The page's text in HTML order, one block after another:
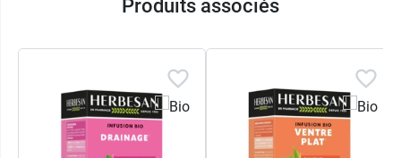
dans cette infusion bio élimination renferme des
pouvoirs diurétiques et permet de lutter
efficacement contre la cellulite.
Comment préparer l'infusion bio
Produits associés